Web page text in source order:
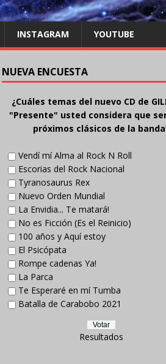
INSTAGRAM YOUTUBE
NUEVA ENCUESTA
¿Cuáles temas del nuevo CD de
"Presente" usted considera que
próximos clásicos de la
Vendí mí Alma al Rock N Roll
Escorias del Rock Nacional
Tyranosaurus Rex
Nuevo Orden Mundial
La Envidia... Te matará!
No es Ficción (Es el Reinicio)
100 años y Aquí estoy
El Psicópata
Rompe cadenas Ya!
La Parca
Te Esperaré en mí Tumba
Batalla de Carabobo 2021
Resultados